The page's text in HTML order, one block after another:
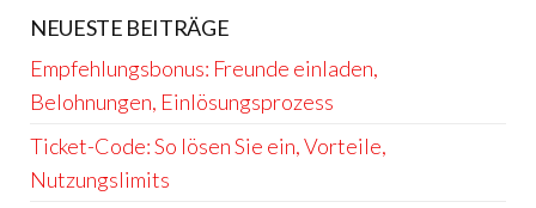
NEUESTE BEITRÄGE
Empfehlungsbonus: Freunde einladen,
Belohnungen, Einlösungsprozess
Ticket-Code: So lösen Sie ein, Vorteile,
Nutzungslimits